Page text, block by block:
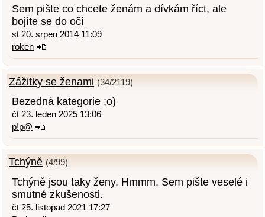
Sem pište co chcete ženám a dívkám říct, ale
bojíte se do očí
st 20. srpen 2014 11:09
roken
Zážitky se ženami (34/2119)
Bezedná kategorie ;o)
čt 23. leden 2025 13:06
p!p@
Tchýně (4/99)
Tchýně jsou taky ženy. Hmmm. Sem pište veselé i
smutné zkušenosti.
čt 25. listopad 2021 17:27